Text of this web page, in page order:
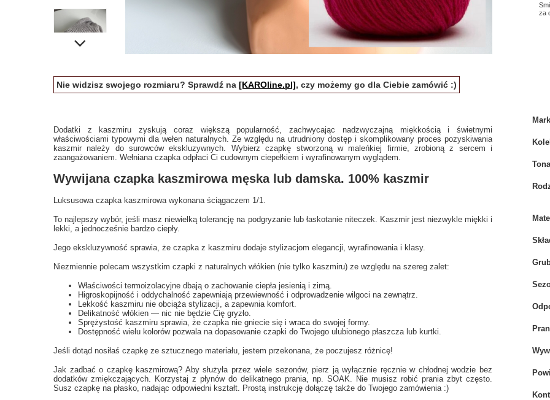
za
Nie widzisz swojego rozmiaru? Sprawdź na [KAROline.pl], czy możemy go dla Ciebie zamówić :)
Dodatki z kaszmiru zyskują coraz większą popularność, zachwycając nadzwyczajną miękkością i świetnymi
właściwościami typowymi dla wełen naturalnych. Ze względu na utrudniony dostęp i skomplikowany proces pozyskiwania
kaszmir należy do surowców ekskluzywnych. Wybierz czapkę stworzoną w maleńkiej firmie, zrobioną z sercem i
zaangażowaniem. Wełniana czapka odpłaci Ci cudownym ciepełkiem i wyrafinowanym wyglądem.
Wywijana czapka kaszmirowa męska lub damska. 100% kaszmir
Luksusowa czapka kaszmirowa wykonana ściągaczem 1/1.
To najlepszy wybór, jeśli masz niewielką tolerancję na podgryzanie lub łaskotanie niteczek. Kaszmir jest niezwykle miękki i
lekki, a jednocześnie bardzo ciepły.
Jego ekskluzywność sprawia, że czapka z kaszmiru dodaje stylizacjom elegancji, wyrafinowania i klasy.
Niezmiennie polecam wszystkim czapki z naturalnych włókien (nie tylko kaszmiru) ze względu na szereg zalet:
Właściwości termoizolacyjne dbają o zachowanie ciepła jesienią i zimą.
Higroskopijność i oddychalność zapewniają przewiewność i odprowadzenie wilgoci na zewnątrz.
Lekkość kaszmiru nie obciąża stylizacji, a zapewnia komfort.
Delikatność włókien — nic nie będzie Cię gryzło.
Sprężystość kaszmiru sprawia, że czapka nie gniecie się i wraca do swojej formy.
Dostępność wielu kolorów pozwala na dopasowanie czapki do Twojego ulubionego płaszcza lub kurtki.
Jeśli dotąd nosiłaś czapkę ze sztucznego materiału, jestem przekonana, że poczujesz różnicę!
Jak zadbać o czapkę kaszmirową? Aby służyła przez wiele sezonów, pierz ją wyłącznie ręcznie w chłodnej wodzie bez
dodatków zmiękczających. Korzystaj z płynów do delikatnego prania, np. SOAK. Nie musisz robić prania zbyt często.
Susz czapkę na płasko, nadając odpowiedni kształt. Prostą instrukcję dołączę także do Twojego zamówienia :)